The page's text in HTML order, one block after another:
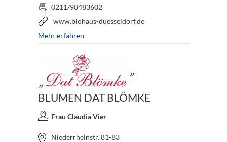
0211/98483602
www.biohaus-duesseldorf.de
Mehr erfahren
BLUMEN DAT BLÖMKE
Frau Claudia Vier
Niederrheinstr. 81-83